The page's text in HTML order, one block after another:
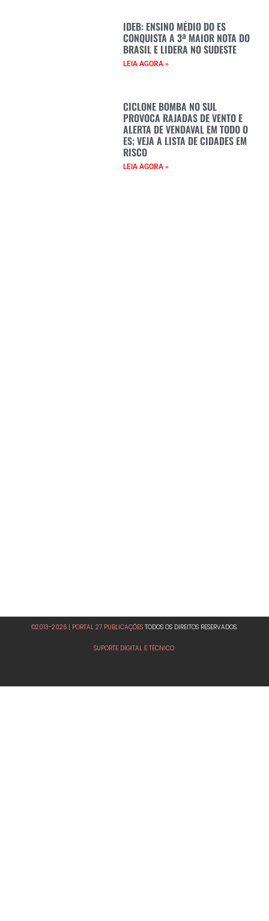
IDEB: ENSINO MÉDIO DO ES
CONQUISTA A 3ª MAIOR NOTA DO
BRASIL E LIDERA NO SUDESTE
LEIA AGORA »
CICLONE BOMBA NO SUL
PROVOCA RAJADAS DE VENTO E
ALERTA DE VENDAVAL EM TODO O
ES; VEJA A LISTA DE CIDADES EM
RISCO
LEIA AGORA »
©2013-2026 | PORTAL 27 PUBLICAÇÕES TODOS OS DIREITOS RESERVADOS.
SUPORTE DIGITAL E TÉCNICO: